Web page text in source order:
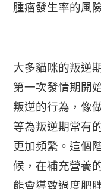
腫瘤發生率的風
大多貓咪的叛逆
第一次發情期開
叛逆的行為，像
等為叛逆期常有
更加頻繁。這個
候，在補充營養
能會導致過度肥